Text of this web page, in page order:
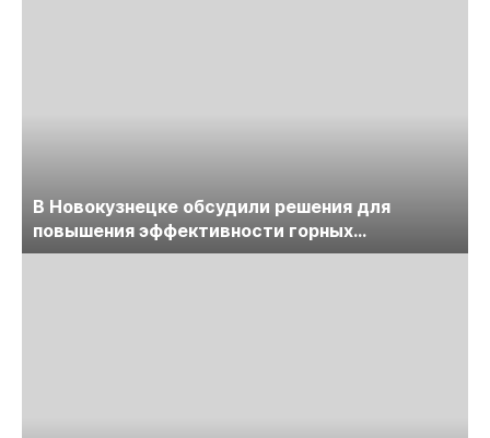
В Новокузнецке обсудили решения для
повышения эффективности горных
предприятий